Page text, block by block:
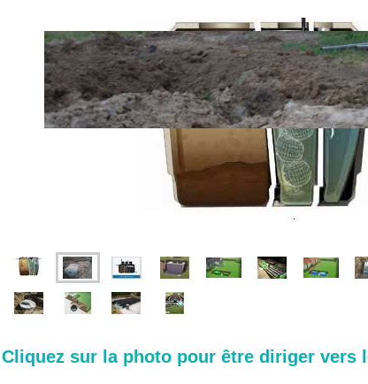
Cliquez sur la photo pour être diriger vers